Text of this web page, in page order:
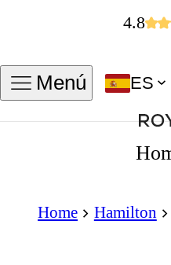
4.8
Menú ES
Home Hamilton